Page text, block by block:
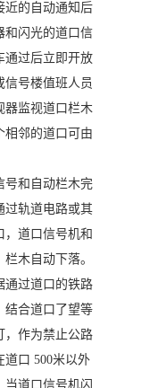
近的自动通知后
和闪光的道口信
通过后立即开放
号楼值班人员
器监视道口栏木
相邻的道口可由
和自动栏木完
过轨道电路或其
，道口信号机和
木自动下落。
过道口的铁路
结合道口了望等
，作为禁止公路
道口 500米以外
道口信号机闪